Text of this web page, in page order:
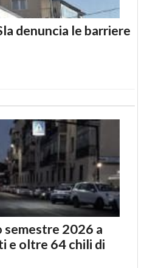
denuncia le barriere
semestre 2026 a
e oltre 64 chili di